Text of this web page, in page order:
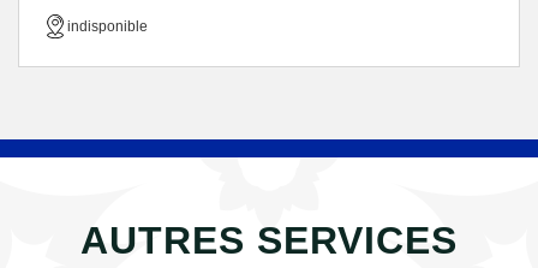
indisponible
AUTRES SERVICES